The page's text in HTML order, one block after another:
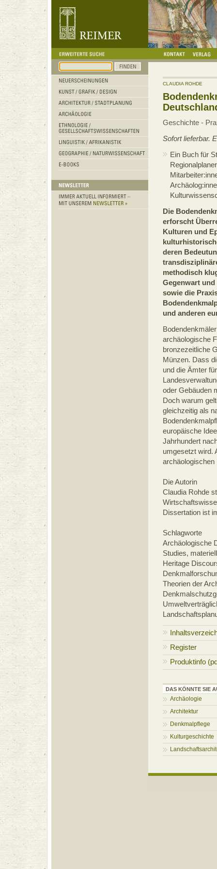
CLAUDIA ROHDE
Geschichte -
Sofort lieferbar.
Ein Buch für
Die
erforscht
Kulturen und
deren
methodisch
Gegenwart
sowie die
und anderen
archäologische
bronzezeitliche
Münzen. Dass
und die Ämter
oder Gebäuden
Doch warum
gleichzeitig als
europäische
Jahrhundert
umgesetzt wird.
Die Autorin
Claudia Rohde
Dissertation ist
Schlagworte
Archäologische
Studies,
Heritage
Theorien der
Register
Produktinfo
DAS KÖNNTE SIE
Archäologie
Architektur
Denkmalpflege
Kulturgeschichte